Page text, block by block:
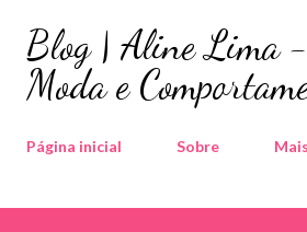
Pular para o conteúdo
Blog | Aline Lima -
Moda e
Página inicial Sobre